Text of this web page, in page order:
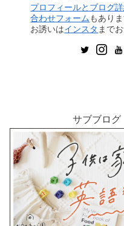
プロフィールとブログ
合わせフォームもあり
お誘いはインスタ まで
サブブログ